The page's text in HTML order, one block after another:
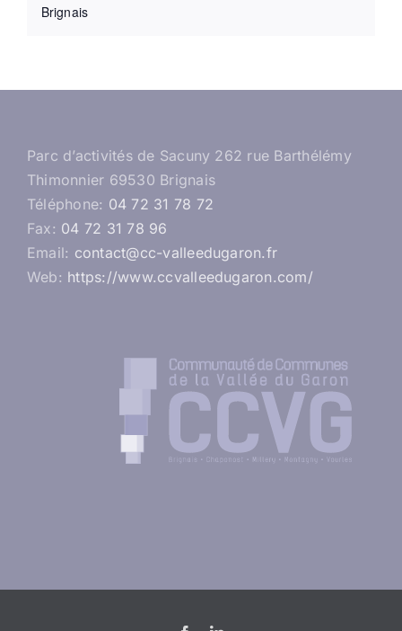
Brignais
Parc d’activités de Sacuny 262 rue Barthélémy
Thimonnier 69530 Brignais
Téléphone: 04 72 31 78 72
Fax: 04 72 31 78 96
Email: contact@cc-valleedugaron.fr
Web: https://www.ccvalleedugaron.com/